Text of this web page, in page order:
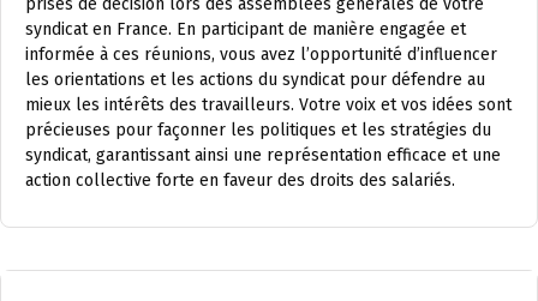
prises de décision lors des assemblées générales de votre
syndicat en France. En participant de manière engagée et
informée à ces réunions, vous avez l’opportunité d’influencer
les orientations et les actions du syndicat pour défendre au
mieux les intérêts des travailleurs. Votre voix et vos idées sont
précieuses pour façonner les politiques et les stratégies du
syndicat, garantissant ainsi une représentation efficace et une
action collective forte en faveur des droits des salariés.